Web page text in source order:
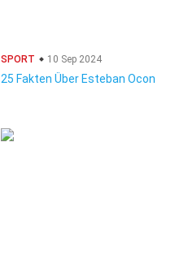
SPORT 10 Sep 2024
25 Fakten Über Esteban Ocon